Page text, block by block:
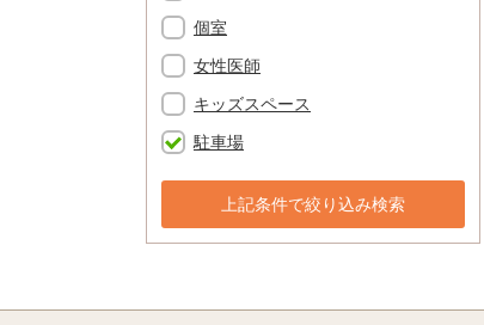
個室
女性医師
キッズスペース
駐車場
上記条件で絞り込み検索